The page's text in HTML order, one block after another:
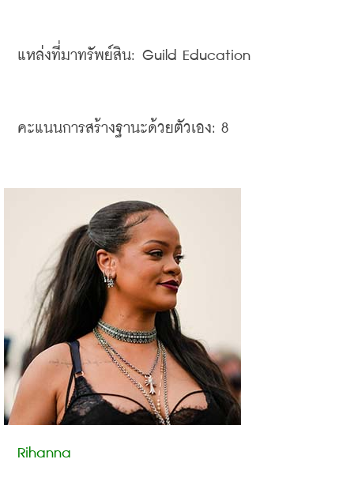
แหล่งที่มาทรัพย์สิน: Guild Education
คะแนนการสร้างฐานะด้วยตัวเอง: 8
Rihanna